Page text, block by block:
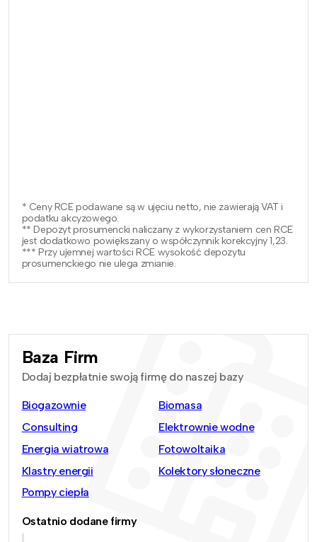
* Ceny RCE podawane są w ujęciu netto, nie zawierają VAT i
podatku akcyzowego.
** Depozyt prosumencki naliczany z wykorzystaniem cen RCE
jest dodatkowo powiększany o współczynnik korekcyjny 1,23.
*** Przy ujemnej wartości RCE wysokość depozytu
prosumenckiego nie ulega zmianie.
Baza Firm
Dodaj bezpłatnie swoją firmę do naszej bazy
Biogazownie
Biomasa
Consulting
Elektrownie wodne
Energia wiatrowa
Fotowoltaika
Klastry energii
Kolektory słoneczne
Pompy ciepła
Ostatnio dodane firmy